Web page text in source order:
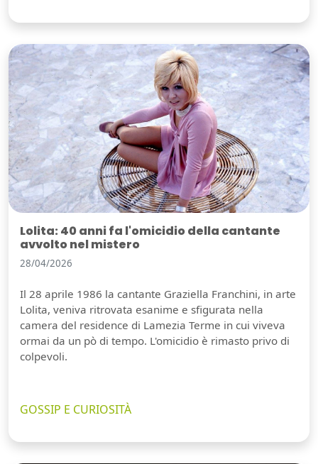
Lolita: 40 anni fa l'omicidio della cantante
avvolto nel mistero
28/04/2026
Il 28 aprile 1986 la cantante Graziella Franchini, in arte
Lolita, veniva ritrovata esanime e sfigurata nella
camera del residence di Lamezia Terme in cui viveva
ormai da un pò di tempo. L'omicidio è rimasto privo di
colpevoli.
GOSSIP E CURIOSITÀ